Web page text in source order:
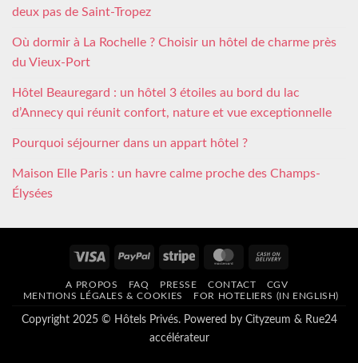
deux pas de Saint-Tropez
Où dormir à La Rochelle ? Choisir un hôtel de charme près
du Vieux-Port
Hôtel Beauregard : un hôtel 3 étoiles au bord du lac
d’Annecy qui réunit confort, nature et vue exceptionnelle
Pourquoi séjourner dans un appart hôtel ?
Maison Elle Paris : un havre calme proche des Champs-
Élysées
Visa PayPal Stripe MasterCard
Delivery
A PROPOS FAQ PRESSE CONTACT
CGV
MENTIONS LÉGALES & COOKIES
FOR HOTELIERS (IN ENGLISH)
Copyright 2025 © Hôtels Privés. Powered by Cityzeum & Rue24
accélérateur